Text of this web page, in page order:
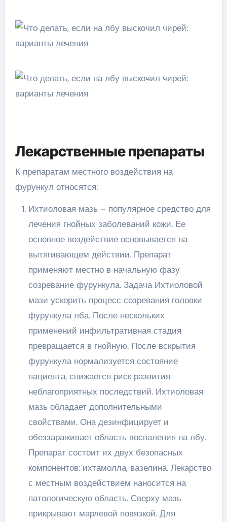
Лекарственные препараты
К препаратам местного воздействия на
фурункул относятся:
Ихтиоловая мазь – популярное средство для
лечения гнойных заболеваний кожи. Ее
основное воздействие основывается на
вытягивающем действии. Препарат
применяют местно в начальную фазу
созревание фурункула. Задача Ихтиоловой
мази ускорить процесс созревания головки
фурункула лба. После нескольких
применений инфильтративная стадия
превращается в гнойную. После вскрытия
фурункула нормализуется состояние
пациента, снижается риск развития
неблагоприятных последствий. Ихтиоловая
мазь обладает дополнительными
свойствами. Она дезинфицирует и
обеззараживает область воспаления на лбу.
Препарат состоит их двух безопасных
компонентов: ихтамолла, вазелина. Лекарство
с местным воздействием наносится на
патологическую область. Сверху мазь
прикрывают марлевой повязкой. Для